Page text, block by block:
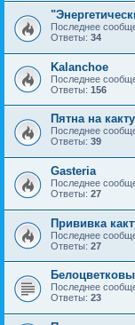
Последнее
Ответы: 34
Kalanchoe
Последнее
Ответы: 156
Пятна на
Последнее
Ответы: 39
Gasteria
Последнее
Ответы: 27
Прививка
Последнее
Ответы: 27
Последнее
Ответы: 23